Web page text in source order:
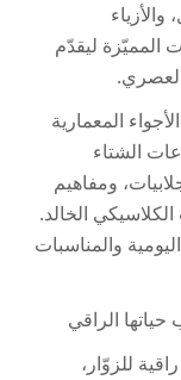
والأزياء
المميّزة ليقدّم
المعمارية
الشتاء
ومفاهيم
الخالد.
والمناسبات
الراقي
للزوّار،